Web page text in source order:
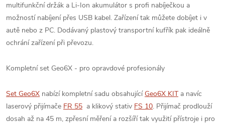
multifunkční držák a Li-Ion akumulátor s profi nabíječkou a
možností nabíjení přes USB kabel. Zařízení tak můžete dobíjet i v
autě nebo z PC. Dodávaný plastový transportní kufřík pak ideálně
ochrání zařízení při převozu.
Kompletní set Geo6X - pro opravdové profesionály
Set Geo6X nabízí kompletní sadu obsahující Geo6X KITa navíc
laserový přijímače FR 55 a klikový stativ FS 10. Přijímač prodlouží
dosah až na 45 m, zpřesní měření a rozšíří tak využití přístroje i pro